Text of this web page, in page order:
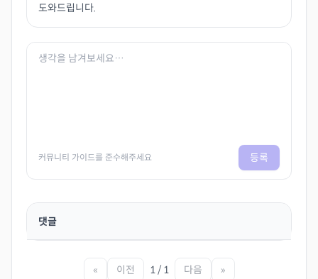
도와드립니다.
커뮤니티 가이드를 준수해주세요 등록
댓글
« 이전 1 / 1 다음 »